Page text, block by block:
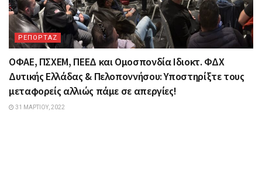
ΡΕΠΟΡΤΑΖ
ΟΦΑΕ, ΠΣΧΕΜ, ΠΕΕΔ και Ομοσπονδία Ιδιοκτ. ΦΔΧ
Δυτικής Ελλάδας & Πελοποννήσου: Υποστηρίξτε τους
μεταφορείς αλλιώς πάμε σε απεργίες!
31 ΜΑΡΤΊΟΥ, 2022